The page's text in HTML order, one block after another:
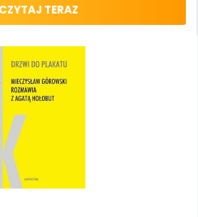
CZYTAJ TERAZ